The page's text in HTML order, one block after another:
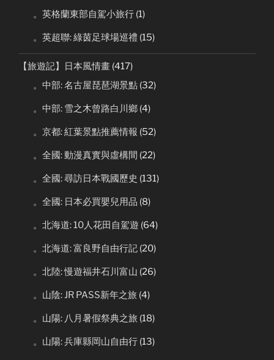
。英格蘭東部自駕小旅行 (1)
。英超聯: 綠茵足球場巡禮 (15)
【旅遊記】日本風情畫 (417)
。中部: 名古屋琵琶湖景點 (32)
。中部: 雪之木曾路白川鄉 (4)
。京都: 紅葉景點推薦情報 (52)
。全國: 動漫真實與虛構間 (22)
。全國: 尋訪日本戰國歷史 (131)
。全國: 日本必買嬰兒用品 (8)
。北海道: 10人花田自駕遊 (64)
。北海道: 富良野自由行記 (20)
。北陸: 慢遊福井石川富山 (26)
。山陰: JR PASS新年之旅 (4)
。山陽: 八月暑假祭典之旅 (18)
。山陽: 兵庫縣岡山自由行 (13)